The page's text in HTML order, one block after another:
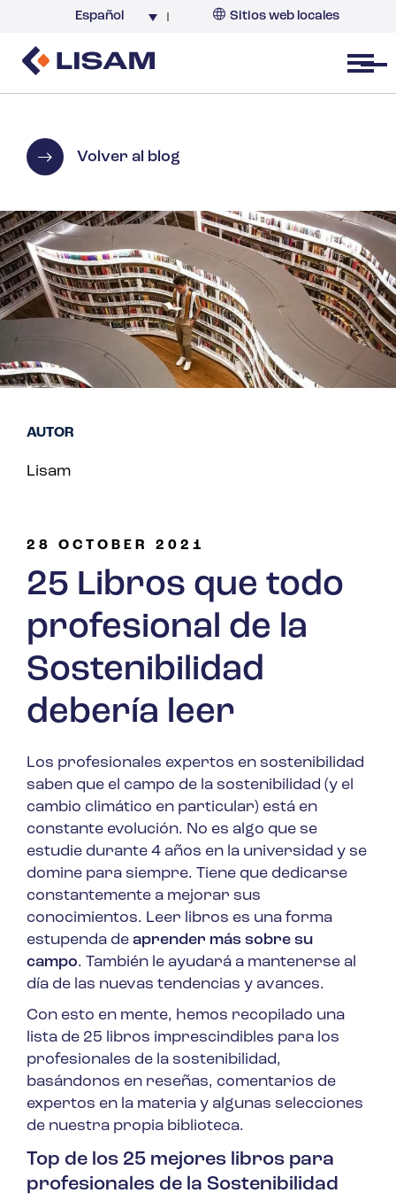
Español Sitios web locales
Open menu
Volver al blog
28 OCTOBER 2021
25 Libros que todo
profesional de la
Sostenibilidad
debería leer
Los profesionales expertos en sostenibilidad
saben que el campo de la sostenibilidad (y el
cambio climático en particular) está en
constante evolución. No es algo que se
estudie durante 4 años en la universidad y se
domine para siempre. Tiene que dedicarse
constantemente a mejorar sus
conocimientos. Leer libros es una forma
estupenda de aprender más sobre su
campo. También le ayudará a mantenerse al
día de las nuevas tendencias y avances.
Con esto en mente, hemos recopilado una
lista de 25 libros imprescindibles para los
profesionales de la sostenibilidad,
basándonos en reseñas, comentarios de
expertos en la materia y algunas selecciones
de nuestra propia biblioteca.
Top de los 25 mejores libros para
profesionales de la Sostenibilidad
AUTOR
Lisam